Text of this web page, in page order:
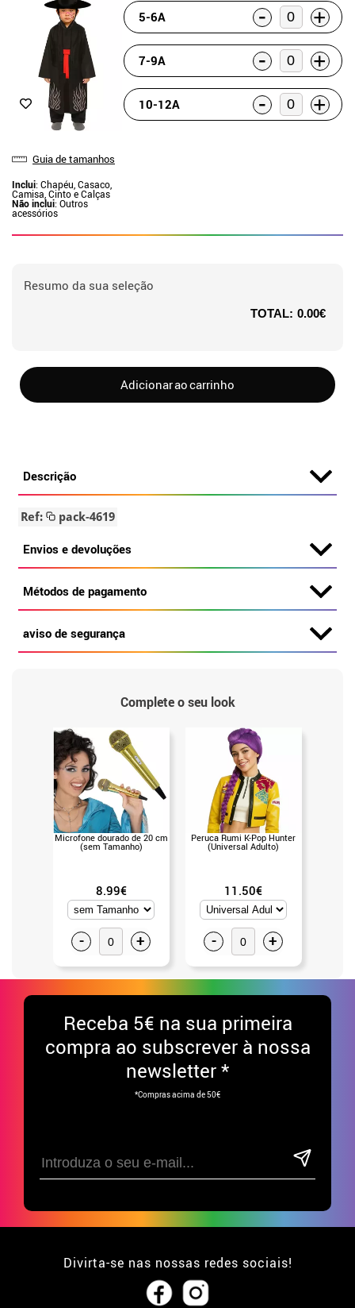
Guia de tamanhos
Inclui: Chapéu, Casaco,
Camisa, Cinto e Calças
Não inclui: Outros
acessórios
5-6A - +
7-9A - +
10-12A - +
Resumo da sua seleção
TOTAL: 0.00€
Adicionar ao carrinho
Descrição
Ref: pack-4619
Envios e devoluções
Métodos de pagamento
aviso de segurança
Complete o seu look
Microfone dourado de 20 cm
(sem Tamanho)
8.99€
- +
Peruca Rumi K-Pop Hunter
(Universal Adulto)
11.50€
- +
Receba 5€ na sua primeira
compra ao subscrever à nossa
newsletter *
*Compras acima de 50€
Divirta-se nas nossas redes sociais!